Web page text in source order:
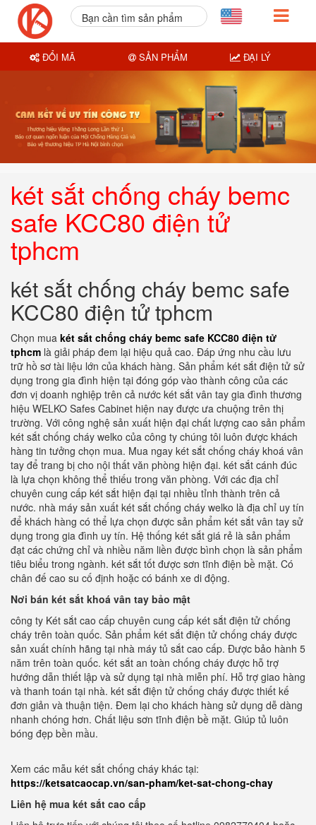
két sắt chống cháy bemc
safe KCC80 điện tử
tphcm
két sắt chống cháy bemc safe
KCC80 điện tử tphcm
Chọn mua két sắt chống cháy bemc safe KCC80 điện tử
tphcm là giải pháp đem lại hiệu quả cao. Đáp ứng nhu cầu lưu
trữ hồ sơ tài liệu lớn của khách hàng. Sản phẩm két sắt điện tử sử
dụng trong gia đình hiện tại đóng góp vào thành công của các
đơn vị doanh nghiệp trên cả nước két sắt vân tay gia đình thương
hiệu WELKO Safes Cabinet hiện nay được ưa chuộng trên thị
trường. Với công nghệ sản xuất hiện đại chất lượng cao sản phẩm
két sắt chống cháy welko của công ty chúng tôi luôn được khách
hàng tin tưởng chọn mua. Mua ngay két sắt chống cháy khoá vân
tay để trang bị cho nội thất văn phòng hiện đại. két sắt cánh đúc
là lựa chọn không thể thiếu trong văn phòng. Với các địa chỉ
chuyên cung cấp két sắt hiện đại tại nhiều tỉnh thành trên cả
nước. nhà máy sản xuất két sắt chống cháy welko là địa chỉ uy tín
để khách hàng có thể lựa chọn được sản phẩm két sắt vân tay sử
dụng trong gia đình uy tín. Hệ thống két sắt giá rẻ là sản phẩm
đạt các chứng chỉ và nhiều năm liền được bình chọn là sản phẩm
tiêu biểu trong ngành. két sắt tốt được sơn tĩnh điện bề mặt. Có
chân đế cao su cố định hoặc có bánh xe di động.
Nơi bán két sắt khoá vân tay bảo mật
công ty Két sắt cao cấp chuyên cung cấp két sắt điện tử chống
cháy trên toàn quốc. Sản phẩm két sắt điện tử chống cháy được
sản xuất chính hãng tại nhà máy tủ sắt cao cấp. Được bảo hành 5
năm trên toàn quốc. két sắt an toàn chống cháy được hỗ trợ
hướng dẫn thiết lập và sử dụng tại nhà miễn phí. Hỗ trợ giao hàng
và thanh toán tại nhà. két sắt điện tử chống cháy được thiết kế
đơn giản và thuận tiện. Đem lại cho khách hàng sử dụng dễ dàng
nhanh chóng hơn. Chất liệu sơn tĩnh điện bề mặt. Giúp tủ luôn
bóng đẹp bền mầu.
Xem các mẫu két sắt chống cháy khác tại:
https://ketsatcaocap.vn/san-pham/ket-sat-chong-chay
Liên hệ mua két sắt cao cấp
Bạn cần tìm sản phẩm
ĐỔI MÃ SẢN PHẨM ĐẠI LÝ